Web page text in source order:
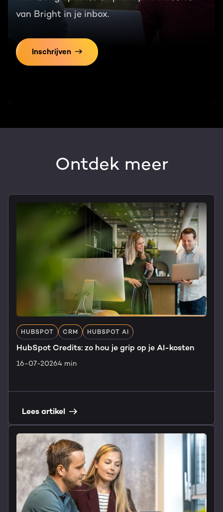
van Bright in je inbox.
Inschrijven
Ontdek meer
HUBSPOT CRM HUBSPOT AI
HubSpot Credits: zo hou je grip op je AI-kosten
16-07-20264 min
Lees artikel